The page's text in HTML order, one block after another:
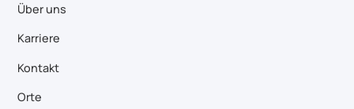
Über uns
Karriere
Kontakt
Orte